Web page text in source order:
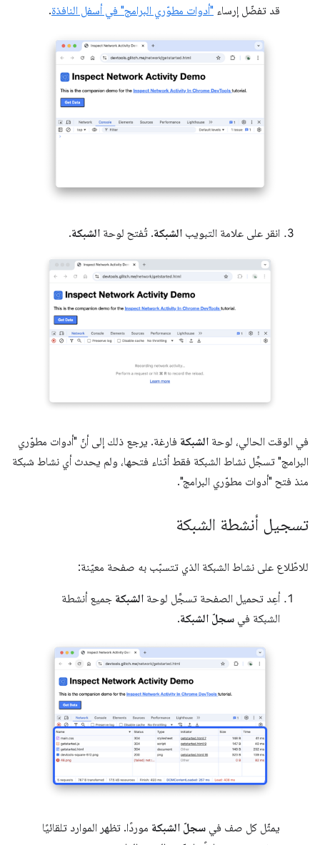
قد تفضّل إرساء "أدوات مطوّري البرامج" في أسفل النافذة.
انقر على علامة التبويب الشبكة. تُفتح لوحة الشبكة.
في الوقت الحالي، لوحة الشبكة فارغة. يرجع ذلك إلى أنّ "أدوات مطوّري
البرامج" تسجِّل نشاط الشبكة فقط أثناء فتحها، ولم يحدث أي نشاط شبكة
منذ فتح "أدوات مطوّري البرامج".
تسجيل أنشطة الشبكة
للاطّلاع على نشاط الشبكة الذي تتسبّب به صفحة معيّنة:
أعِد تحميل الصفحة تسجِّل لوحة الشبكة جميع أنشطة
الشبكة في سجلّ الشبكة.
يمثّل كل صف في سجلّ الشبكة موردًا. تظهر الموارد تلقائيًا